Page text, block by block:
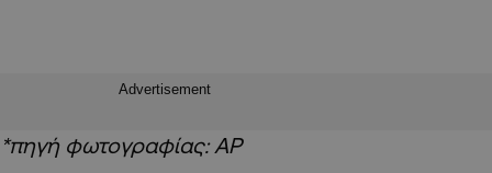
Advertisement
*πηγή φωτογραφίας: AP